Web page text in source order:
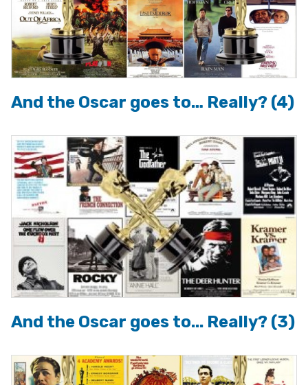
And the Oscar goes to… Really? (4)
And the Oscar goes to... Really? (3)